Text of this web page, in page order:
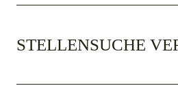
STELLENSUCHE